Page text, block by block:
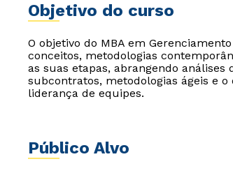
Objetivo do curso
O objetivo do MBA em
conceitos, metodologias
as suas etapas, abrangendo
subcontratos, metodologias ágeis e
liderança de equipes.
Público Alvo